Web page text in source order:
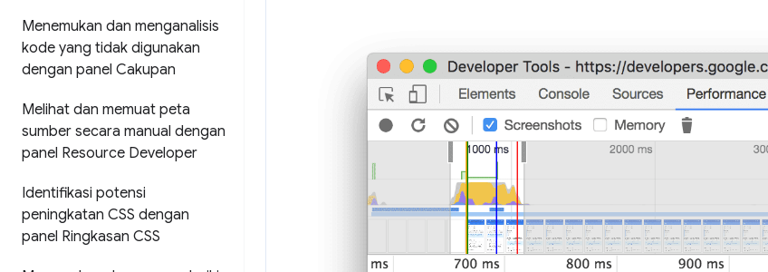
Menemukan dan menganalisis
kode yang tidak digunakan
dengan panel Cakupan
Melihat dan memuat peta
sumber secara manual dengan
panel Resource Developer
Identifikasi potensi
peningkatan CSS dengan
panel Ringkasan CSS